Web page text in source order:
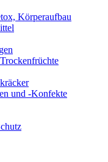
Körperaufbau
und -Konfekte